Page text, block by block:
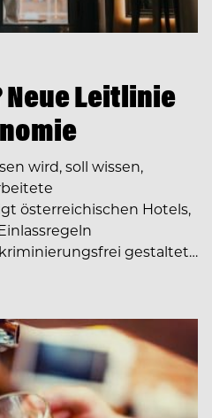
Leitlinie
wird, soll wissen,
österreichischen Hotels,
gestaltet…